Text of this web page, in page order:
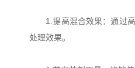
1.提高混合效果：通过高
处理效果。